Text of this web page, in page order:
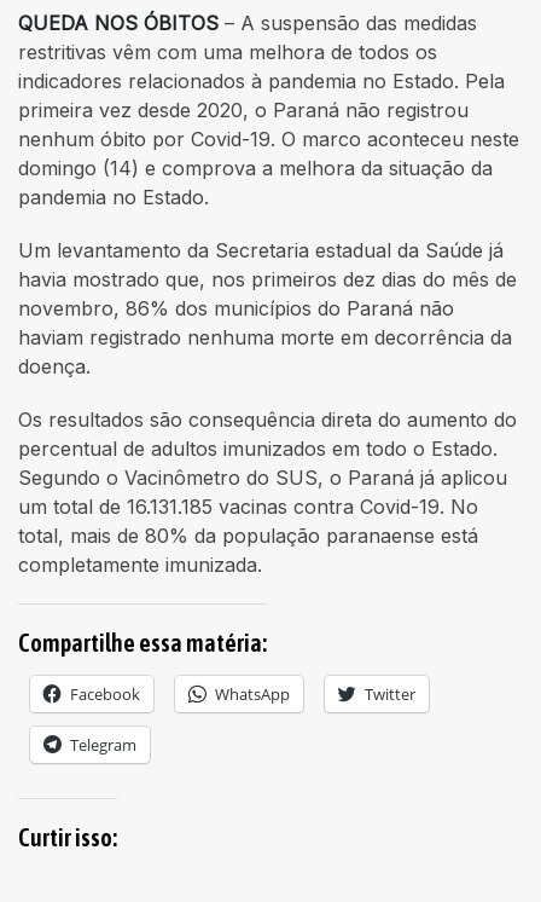
QUEDA NOS ÓBITOS – A suspensão das medidas
restritivas vêm com uma melhora de todos os
indicadores relacionados à pandemia no Estado. Pela
primeira vez desde 2020, o Paraná não registrou
nenhum óbito por Covid-19. O marco aconteceu neste
domingo (14) e comprova a melhora da situação da
pandemia no Estado.
Um levantamento da Secretaria estadual da Saúde já
havia mostrado que, nos primeiros dez dias do mês de
novembro, 86% dos municípios do Paraná não
haviam registrado nenhuma morte em decorrência da
doença.
Os resultados são consequência direta do aumento do
percentual de adultos imunizados em todo o Estado.
Segundo o Vacinômetro do SUS, o Paraná já aplicou
um total de 16.131.185 vacinas contra Covid-19. No
total, mais de 80% da população paranaense está
completamente imunizada.
Compartilhe essa matéria:
Facebook WhatsApp Twitter
Telegram
Curtir isso: